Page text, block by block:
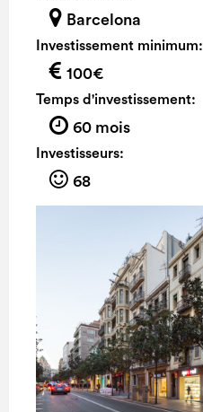
Barcelona
Investissement minimum:
100€
Temps d'investissement:
60 mois
Investisseurs:
68